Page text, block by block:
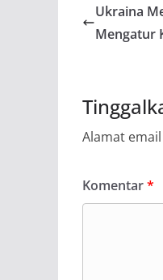
Ukraina
Mengatur
Alamat
Komentar*